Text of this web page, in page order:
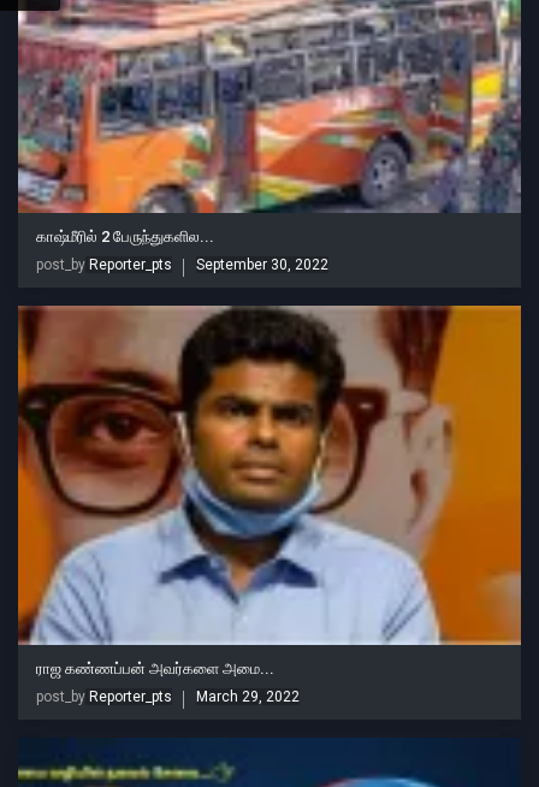
காஷ்மீரில் 2 பேருந்துகளில...
post_by Reporter_pts September 30, 2022
ராஜ கண்ணப்பன் அவர்களை அமை...
post_by Reporter_pts March 29, 2022